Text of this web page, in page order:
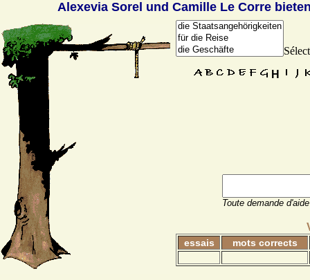
Alexevia Sorel und Camille Le Corre
Toute demande
essais mots corrects